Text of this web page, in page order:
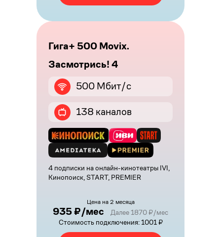
Гига+ 500 Movix.
Засмотрись! 4
500 Мбит/с
138 каналов
4 подписки на онлайн-кинотеатры IVI,
Кинопоиск, START, PREMIER
Цена на 2 месяца
935 ₽/мес
Далее 1870 ₽/мес
Стоимость подключения: 1001 ₽